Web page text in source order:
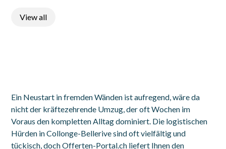
View all
Ein Neustart in fremden Wänden ist aufregend, wäre da
nicht der kräftezehrende Umzug, der oft Wochen im
Voraus den kompletten Alltag dominiert. Die logistischen
Hürden in Collonge-Bellerive sind oft vielfältig und
tückisch, doch Offerten-Portal.ch liefert Ihnen den